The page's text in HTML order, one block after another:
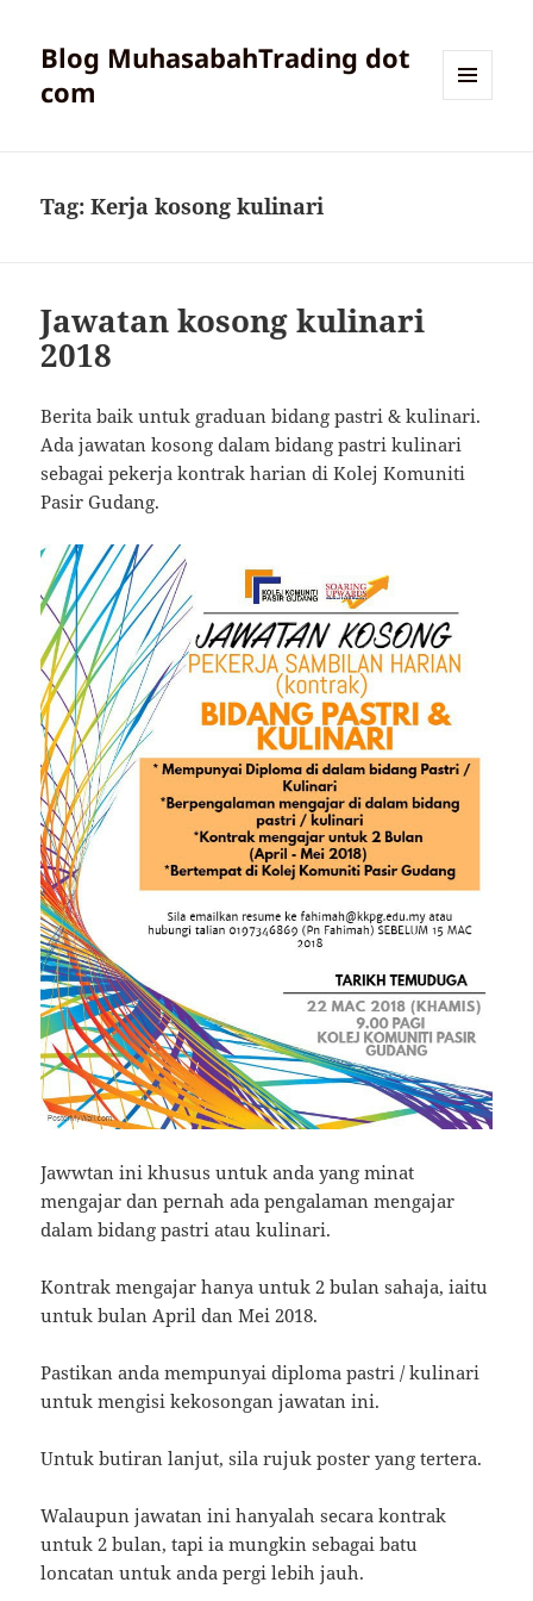
Blog MuhasabahTrading dot
com
Tag:Kerja kosong kulinari
Jawatan kosong kulinari
2018
Berita baik untuk graduan bidang pastri & kulinari.
Ada jawatan kosong dalam bidang pastri kulinari
sebagai pekerja kontrak harian di Kolej Komuniti
Pasir Gudang.
Jawwtan ini khusus untuk anda yang minat
mengajar dan pernah ada pengalaman mengajar
dalam bidang pastri atau kulinari.
Kontrak mengajar hanya untuk 2 bulan sahaja, iaitu
untuk bulan April dan Mei 2018.
Pastikan anda mempunyai diploma pastri / kulinari
untuk mengisi kekosongan jawatan ini.
Untuk butiran lanjut, sila rujuk poster yang tertera.
Walaupun jawatan ini hanyalah secara kontrak
untuk 2 bulan, tapi ia mungkin sebagai batu
loncatan untuk anda pergi lebih jauh.